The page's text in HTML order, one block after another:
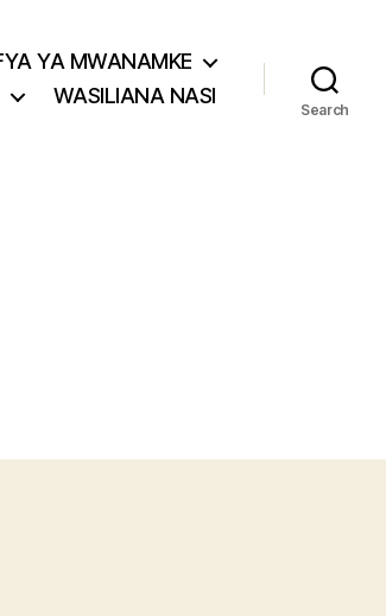
YA MWANAMKE
WASILIANA NASI
Search